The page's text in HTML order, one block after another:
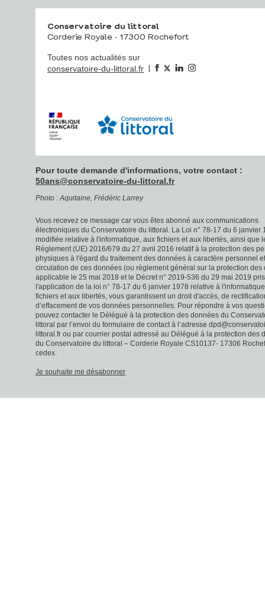
Conservatoire du littoral
Corderie Royale - 17300 Rochefort
Toutes nos actualités sur
conservatoire-du-littoral.fr |
Pour toute demande d'informations, votre contact :
50ans@conservatoire-du-littoral.fr
Photo : Aquitaine, Frédéric Larrey
Vous recevez ce message car vous êtes abonné aux communications
électroniques du Conservatoire du littoral. La Loi n° 78-17 du 6 janvier
modifiée relative à l'informatique, aux fichiers et aux libertés, ainsi que
Règlement (UE) 2016/679 du 27 avril 2016 relatif à la protection des
physiques à l'égard du traitement des données à caractère personnel
circulation de ces données (ou règlement général sur la protection des
applicable le 25 mai 2018 et le Décret n° 2019-536 du 29 mai 2019
l'application de la loi n° 78-17 du 6 janvier 1978 relative à
fichiers et aux libertés, vous garantissent un droit d'accès, de
d’effacement de vos données personnelles. Pour répondre à vos
pouvez contacter le Délégué à la protection des données du
littoral par l’envoi du formulaire de contact à l’adresse
littoral.fr ou par courrier postal adressé au Délégué à la protection des
du Conservatoire du littoral – Corderie Royale CS10137- 17306
cedex.
Je souhaite me désabonner